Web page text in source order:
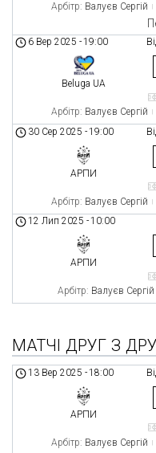
Арбітр: Валуєв Сергій
6 Вер 2025 -19:00
Beluga UA
Арбітр: Валуєв Сергій
30 Сер 2025 -19:00
АРПИ
Арбітр: Валуєв Сергій
12 Лип 2025 -10:00
АРПИ
Арбітр: Валуєв Сергій
МАТЧІ ДРУГ З
13 Вер 2025 -18:00
АРПИ
Арбітр: Валуєв Сергій